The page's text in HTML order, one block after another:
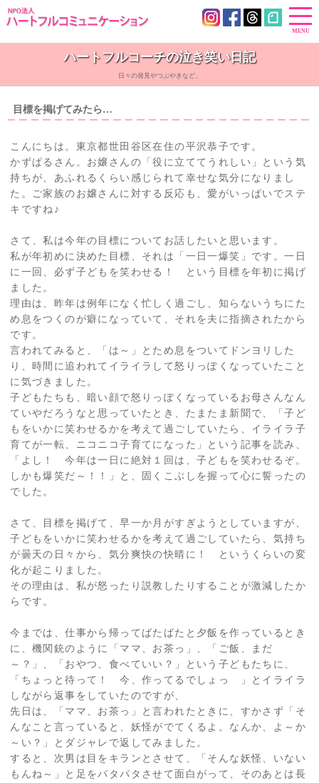
ハートフルコーチの泣き笑い日記
日々の発見やつぶやきなど。
目標を掲げてみたら…
こんにちは。東京都世田谷区在住の平沢恭子です。
かずぱるさん。お嬢さんの「役に立ててうれしい」という気
持ちが、あふれるくらい感じられて幸せな気分になりまし
た。ご家族のお嬢さんに対する反応も、愛がいっぱいでステ
キですね♪
さて、私は今年の目標についてお話したいと思います。
私が年初めに決めた目標、それは「一日一爆笑」です。一日
に一回、必ず子どもを笑わせる！ という目標を年初に掲げ
ました。
理由は、昨年は例年になく忙しく過ごし、知らないうちにた
め息をつくのが癖になっていて、それを夫に指摘されたから
です。
言われてみると、「は～」とため息をついてドンヨリした
り、時間に追われてイライラして怒りっぽくなっていたこと
に気づきました。
子どもたちも、暗い顔で怒りっぽくなっているお母さんなん
ていやだろうなと思っていたとき、たまたま新聞で、「子ど
もをいかに笑わせるかを考えて過ごしていたら、イライラ子
育てが一転、ニコニコ子育てになった」という記事を読み、
「よし！ 今年は一日に絶対１回は、子どもを笑わせるぞ。
しかも爆笑だ～！！」と、固くこぶしを握って心に誓ったの
でした。
さて、目標を掲げて、早一か月がすぎようとしていますが、
子どもをいかに笑わせるかを考えて過ごしていたら、気持ち
が曇天の日々から、気分爽快の快晴に！ というくらいの変
化が起こりました。
その理由は、私が怒ったり説教したりすることが激減したか
らです。
今までは、仕事から帰ってばたばたと夕飯を作っているとき
に、機関銃のように「ママ、お茶っ」、「ご飯、まだ
～？」、「おやつ、食べていい？」という子どもたちに、
「ちょっと待って！ 今、作ってるでしょっ 」とイライラ
しながら返事をしていたのですが、
先日は、「ママ、お茶っ」と言われたときに、すかさず「そ
んなこと言っていると、妖怪がでてくるよ。なんか、よ～か
～い？」とダジャレで返してみました。
すると、次男は目をキランとさせて、「そんな妖怪、いない
もんね～」と足をパタパタさせて面白がって、そのあとは長